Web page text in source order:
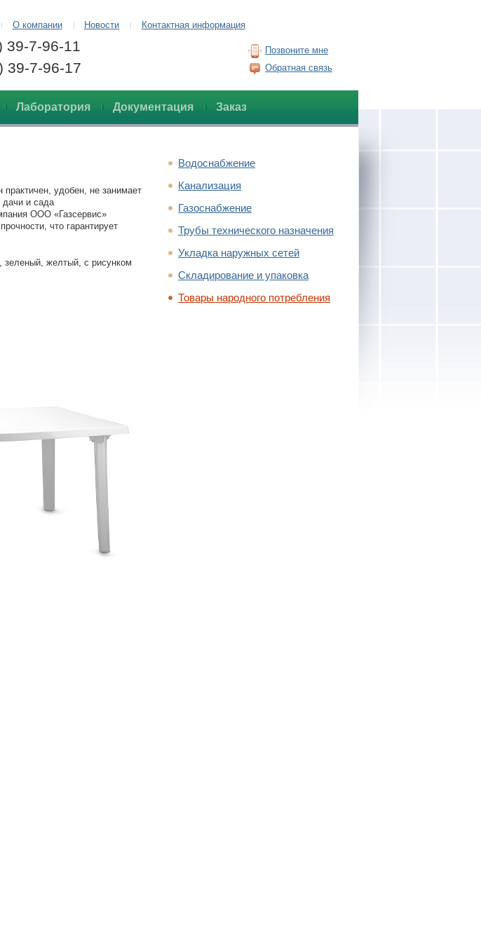
| О компании | Новости | Контактная информация
39-7-96-11
7-96-17
Позвоните мне
Обратная связь
Лаборатория Документация Заказ
Водоснабжение
Канализация
Газоснабжение
Трубы технического назначения
Укладка наружных сетей
Складирование и упаковка
Товары народного потребления
удобен, не занимает
дачи и сада
ООО «Газсервис»
что гарантирует
зеленый, желтый, с рисунком